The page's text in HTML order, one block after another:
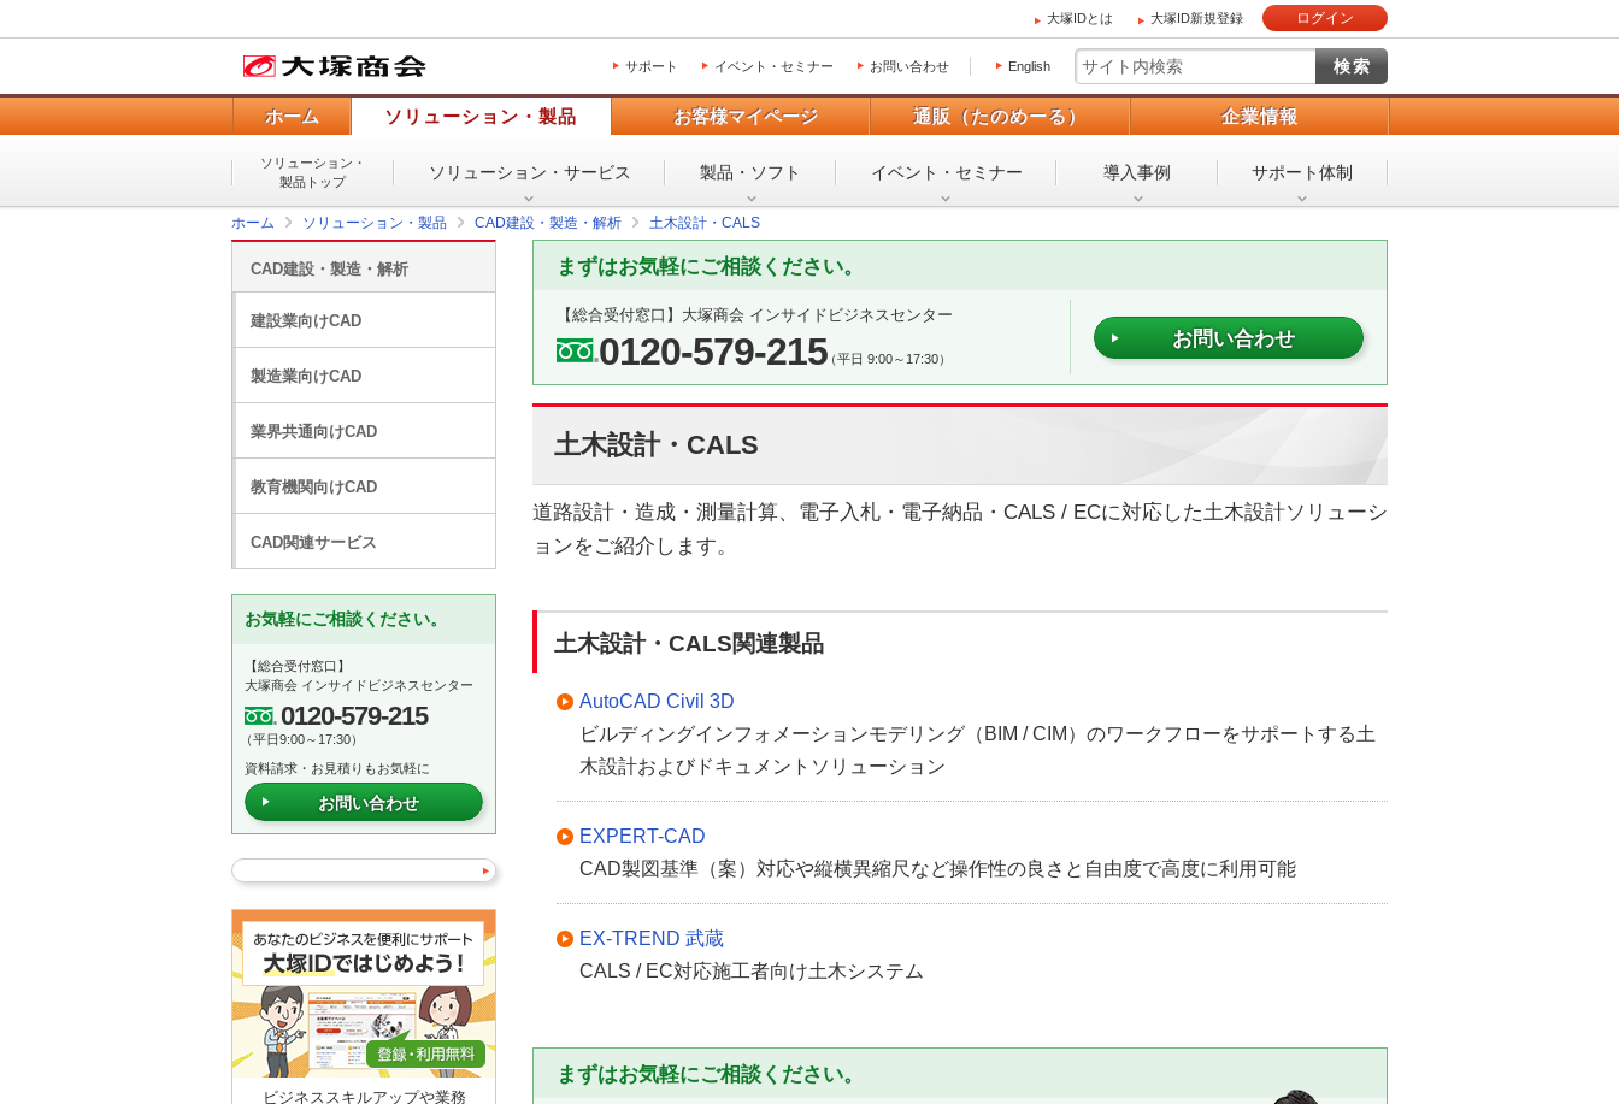
大塚IDとは 大塚ID新規登録 ログイン
サポート イベント・セミナー お問い合わせ English
ホーム ソリューション・製品 お客様マイページ 通販（たのめーる） 企業情報
ソリューション・
製品トップ
ソリューション・ サービス 製品・ソフト イベント・ セミナー 導入事例 サポート体制
ホーム ソリューション・製品 CAD建設・製造・解析 土木設計・CALS
まずはお気軽にご相談ください。
【総合受付窓口】 大塚商会 インサイドビジネスセンター
0120-579-215（平日 9:00～17:30）
お問い合わせ
土木設計・CALS
道路設計・造成・測量計算、電子入札・電子納品・CALS / ECに対応した土木設計ソリューシ
ョンをご紹介します。
土木設計・CALS関連製品
AutoCAD Civil 3D
ビルディングインフォメーションモデリング（BIM / CIM）のワークフローをサポートする土
木設計およびドキュメントソリューション
EXPERT-CAD
CAD製図基準（案）対応や縦横異縮尺など操作性の良さと自由度で高度に利用可能
EX-TREND 武蔵
CALS / EC対応施工者向け土木システム
まずはお気軽にご相談ください。
CAD建設・製造・解析
建設業向けCAD
製造業向けCAD
業界共通向けCAD
教育機関向けCAD
CAD関連サービス
お気軽にご相談ください。
【総合受付窓口】
大塚商会 インサイドビジネスセンター
0120-579-215
（平日9:00～17:30）
資料請求・お見積りもお気軽に
お問い合わせ
ビジネススキルアップや業務